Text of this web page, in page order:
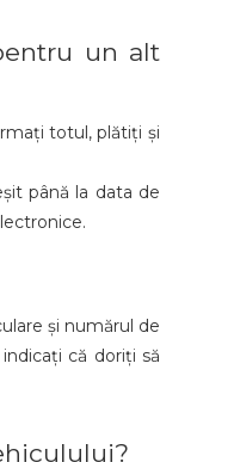
un alt
totul, plătiți și
până la data de
și numărul de
că doriți să